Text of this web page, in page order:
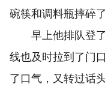
碗筷和调料瓶摔碎
早上他排队登了
线也及时拉到了门
了口气，又转过话